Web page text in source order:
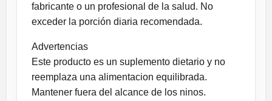
fabricante o un profesional de la salud. No
exceder la porción diaria recomendada.
Advertencias
Este producto es un suplemento dietario y no
reemplaza una alimentacion equilibrada.
Mantener fuera del alcance de los ninos.